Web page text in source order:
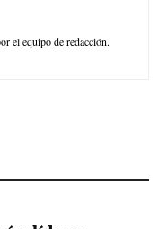
el equipo de redacción.